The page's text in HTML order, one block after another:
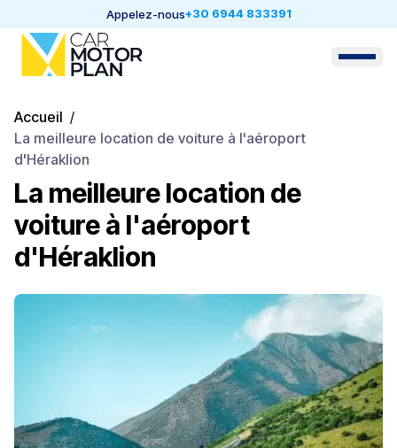
Appelez-nous+30 6944 833391
Accueil /
La meilleure location de voiture à l'aéroport
d'Héraklion
La meilleure location de
voiture à l'aéroport
d'Héraklion